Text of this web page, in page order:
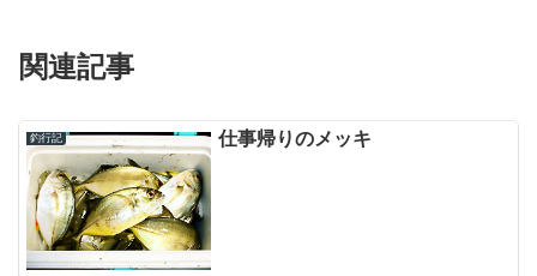
関連記事
釣行記 仕事帰りのメッキ